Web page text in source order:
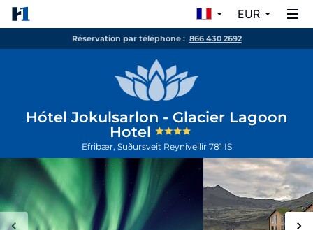
EUR
Réservation par téléphone : 866 430 2692
Hótel Jokulsarlon - Glacier Lagoon
Hotel
Efribær, Suðursveit Reynivellir 781 IS